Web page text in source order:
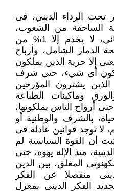
تحت الرداء الديني، فى
الساحقة من الشعوب،
شرقا وغربا، نظام غير إنساني، لا يخدم إلا 1% من
الدمار الشامل، وأرباح
إلا حرية الذين يملكون
أى شيء، حتى شرف
يشترون المؤرخين
وماكينات الطباعة
أرواح الناس يملكونها،
بالشرف والوطنية أو
لا توجد قوانين عادلة فى
أن القوة السياسية لم
منذ الإله يهوه، حتى
المغلق، بين الدين
منفصلا عن الفكر
الفكر الدينى بمعزل